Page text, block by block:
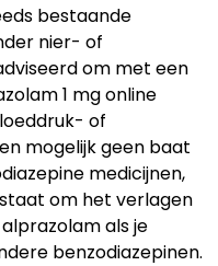
bestaande
nier- of
om met een
1 mg online
of
mogelijk geen baat
medicijnen,
om het verlagen
als je
benzodiazepinen.